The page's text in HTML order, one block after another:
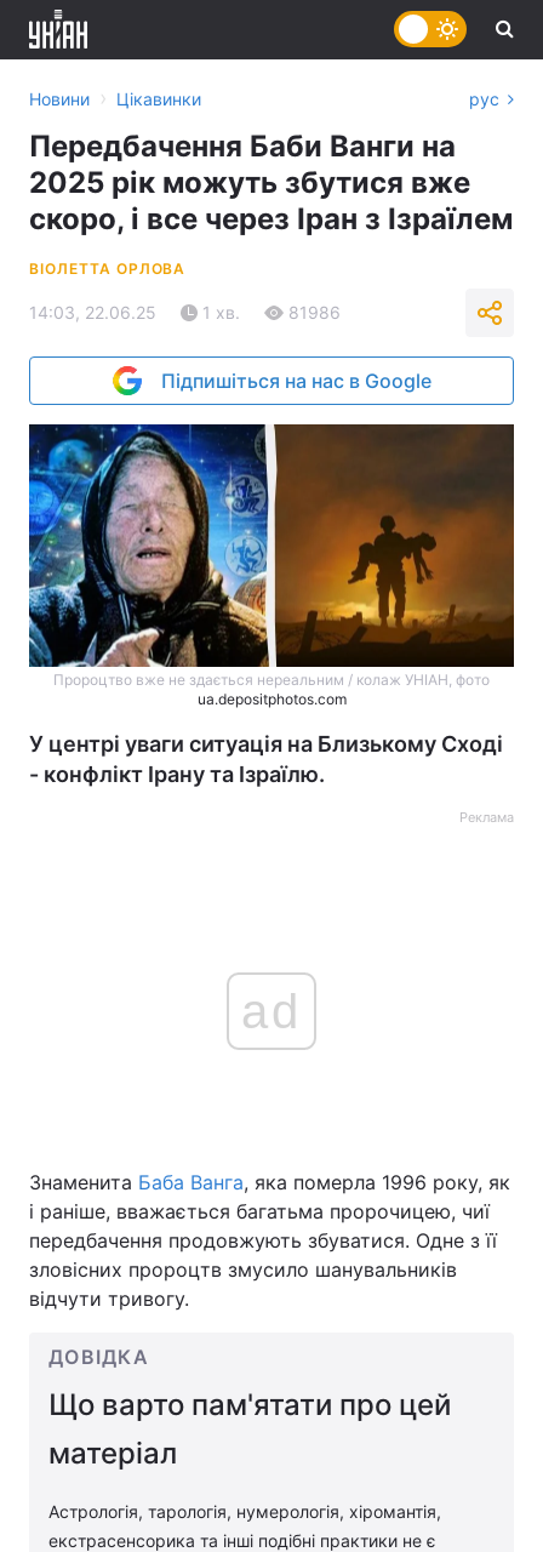
Головна Війна
Україна Політика
Економіка
Спорт
Техно і зв'язок Лайт
Зброя
Здоров'я Туризм
Новини › Цікавинки рус
Передбачення Баби Ванги на
2025 рік можуть збутися вже
скоро, і все через Іран з Ізраїлем
ВІОЛЕТТА ОРЛОВА
14:03, 22.06.25 1 хв. 81986
Підпишіться на нас в Google
Пророцтво вже не здається нереальним / колаж УНІАН, фото
ua.depositphotos.com
У центрі уваги ситуація на Близькому Сході
- конфлікт Ірану та Ізраїлю.
Реклама
ad
Знаменита Баба Ванга, яка померла 1996 року, як
і раніше, вважається багатьма пророчицею, чиї
передбачення продовжують збуватися. Одне з її
зловісних пророцтв змусило шанувальників
відчути тривогу.
ДОВІДКА
Що варто пам'ятати про цей
матеріал
Астрологія, тарологія, нумерологія, хіромантія,
екстрасенсорика та інші подібні практики не є